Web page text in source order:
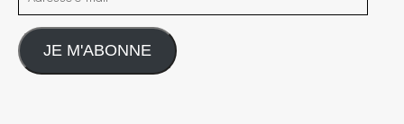
JE M'ABONNE